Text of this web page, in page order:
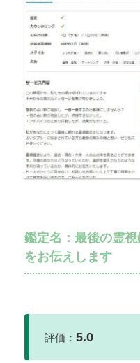
鑑定名：最後の霊
をお伝えします
評価： 5.0